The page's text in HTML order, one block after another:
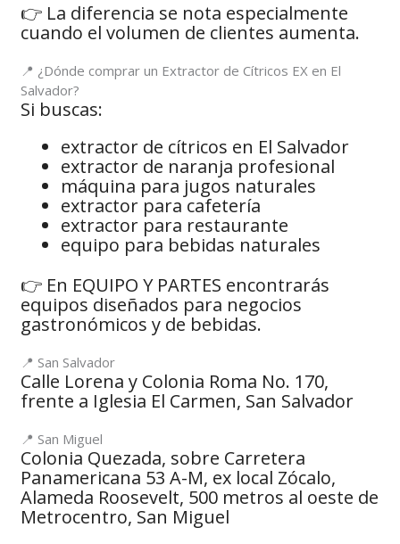
👉 La diferencia se nota especialmente
cuando el volumen de clientes aumenta.
📍 ¿Dónde comprar un Extractor de Cítricos EX en El
Salvador?
Si buscas:
extractor de cítricos en El Salvador
extractor de naranja profesional
máquina para jugos naturales
extractor para cafetería
extractor para restaurante
equipo para bebidas naturales
👉 En EQUIPO Y PARTES encontrarás
equipos diseñados para negocios
gastronómicos y de bebidas.
📍 San Salvador
Calle Lorena y Colonia Roma No. 170,
frente a Iglesia El Carmen, San Salvador
📍 San Miguel
Colonia Quezada, sobre Carretera
Panamericana 53 A-M, ex local Zócalo,
Alameda Roosevelt, 500 metros al oeste de
Metrocentro, San Miguel